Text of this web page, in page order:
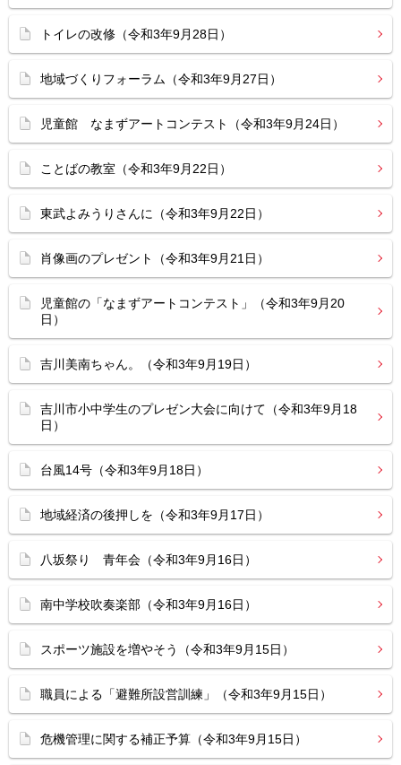
トイレの改修（令和3年9月28日）
地域づくりフォーラム（令和3年9月27日）
児童館 なまずアートコンテスト（令和3年9月24日）
ことばの教室（令和3年9月22日）
東武よみうりさんに（令和3年9月22日）
肖像画のプレゼント（令和3年9月21日）
児童館の「なまずアートコンテスト」（令和3年9月20
日）
吉川美南ちゃん。（令和3年9月19日）
吉川市小中学生のプレゼン大会に向けて（令和3年9月18
日）
台風14号（令和3年9月18日）
地域経済の後押しを（令和3年9月17日）
八坂祭り 青年会（令和3年9月16日）
南中学校吹奏楽部（令和3年9月16日）
スポーツ施設を増やそう（令和3年9月15日）
職員による「避難所設営訓練」（令和3年9月15日）
危機管理に関する補正予算（令和3年9月15日）